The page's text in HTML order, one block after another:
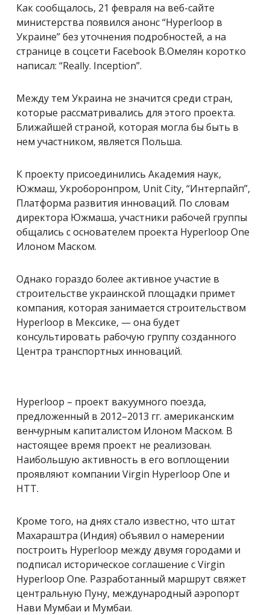
Как сообщалось, 21 февраля на веб-сайте
министерства появился анонс “Hyperloop в
Украине” без уточнения подробностей, а на
странице в соцсети Facebook В.Омелян коротко
написал: “Really. Inception”.
Между тем Украина не значится среди стран,
которые рассматривались для этого проекта.
Ближайшей страной, которая могла бы быть в
нем участником, является Польша.
К проекту присоединились Академия наук,
Южмаш, Укроборонпром, Unit City, “Интерпайп”,
Платформа развития инноваций. По словам
директора Южмаша, участники рабочей группы
общались с основателем проекта Hyperloop One
Илоном Маском.
Однако гораздо более активное участие в
строительстве украинской площадки примет
компания, которая занимается строительством
Hyperloop в Мексике, — она будет
консультировать рабочую группу созданного
Центра транспортных инноваций.
Hyperloop – проект вакуумного поезда,
предложенный в 2012–2013 гг. американским
венчурным капиталистом Илоном Маском. В
настоящее время проект не реализован.
Наибольшую активность в его воплощении
проявляют компании Virgin Hyperloop One и
HTT.
Кроме того, на днях стало известно, что штат
Махараштра (Индия) объявил о намерении
построить Hyperloop между двумя городами и
подписал историческое соглашение с Virgin
Hyperloop One. Разработанный маршрут свяжет
центральную Пуну, международный аэропорт
Нави Мумбаи и Мумбаи.